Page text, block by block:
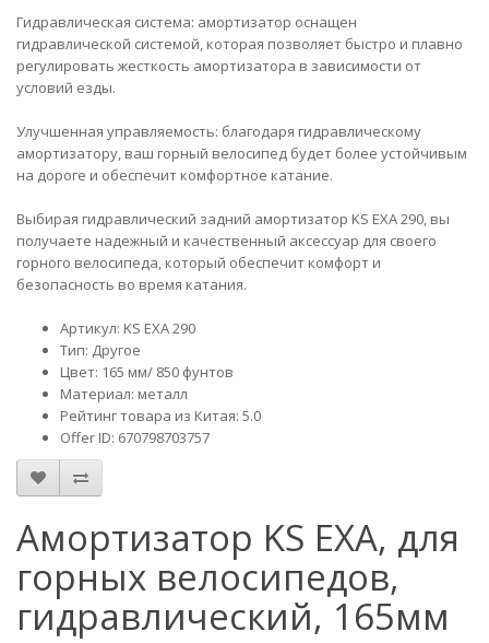
Гидравлическая система: амортизатор оснащен
гидравлической системой, которая позволяет быстро и плавно
регулировать жесткость амортизатора в зависимости от
условий езды.
Улучшенная управляемость: благодаря гидравлическому
амортизатору, ваш горный велосипед будет более устойчивым
на дороге и обеспечит комфортное катание.
Выбирая гидравлический задний амортизатор KS EXA 290, вы
получаете надежный и качественный аксессуар для своего
горного велосипеда, который обеспечит комфорт и
безопасность во время катания.
Артикул: KS EXA 290
Тип: Другое
Цвет: 165 мм/ 850 фунтов
Материал: металл
Рейтинг товара из Китая: 5.0
Offer ID: 670798703757
Амортизатор KS EXA, для
горных велосипедов,
гидравлический, 165мм